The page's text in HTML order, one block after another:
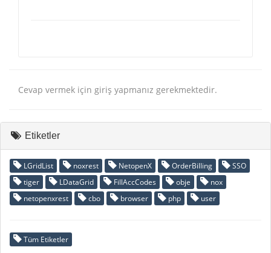
Cevap vermek için giriş yapmanız gerekmektedir.
Etiketler
LGridList noxrest NetopenX OrderBilling
SSO
tiger
LDataGrid FillAccCodes obje
nox
netopenxrest
cbo browser php user
Tüm Etiketler